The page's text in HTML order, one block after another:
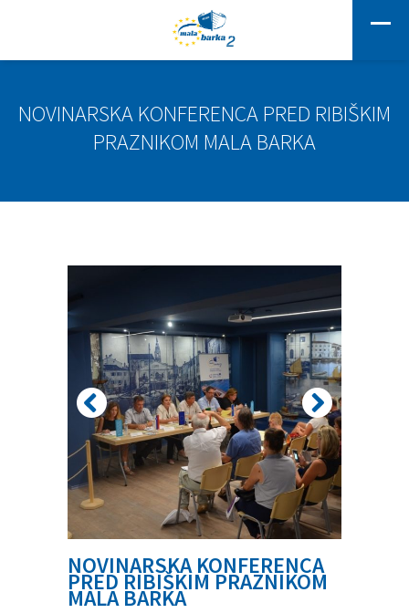
NOVINARSKA KONFERENCA PRED RIBIŠKIM
PRAZNIKOM MALA BARKA
NOVINARSKA KONFERENCA
PRED RIBIŠKIM PRAZNIKOM
MALA BARKA